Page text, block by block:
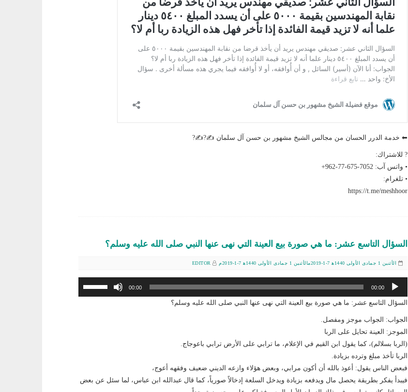
⬅ خدمة الدرر الحسان من مجالس الشيخ مشهور بن حسن آل سلمان ✍?✍?
? للاشتراك:
• واتس آب: ‎+962-77-675-7052
• تلغرام:
https://t.me/meshhoor
السؤال التاسع عشر: ما هي صورة بيع العينة التي نهى عنها النبي صلى الله عليه وسلم؟
الأثنين 1 جمادى الأولى 1440ﻫ 7-1-2019م الأثنين 1 جمادى الأولى 1440ﻫ 7-1-2019م EDITOR
مشغل
الصوت
00:00
00:00
مستوى
السؤال التاسع عشر: ما هي صورة بيع العينة التي نهى عنها النبي صلى الله عليه وسلم؟
الجواب: الجواب موجز ومفصل.
الموجز: العينة تحايل على الربا
(الربا بسلالم)، كما يقول ابن القيم في الإعلام، ما ترابي على الأرض ترابي باعوجاج.
الربا تأخذ مبلغ وترده بزيادة.
فبعض الناس يقول: أعوذ بالله أن أكون مرابي، وبعض هؤلاء وازعه الديني ضعيف وفقهه أعوج،
فيبدأ يفكر بطريقة يحصل مال ويدفعه بزيادة ويدخل السلعة إدخالاً صورياً، كما قال عبدالله ابن عباس، لما سئل عن بعض